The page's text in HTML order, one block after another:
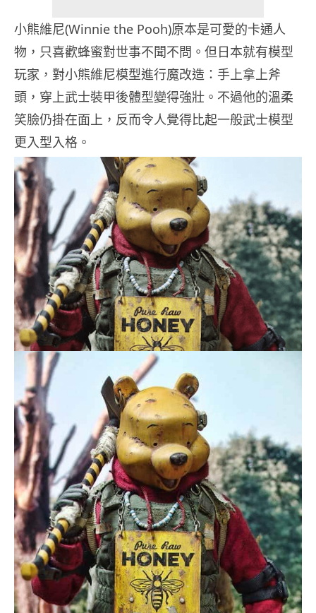
小熊維尼(Winnie the Pooh)原本是可愛的卡通人
物，只喜歡蜂蜜對世事不聞不問。但日本就有模型
玩家，對小熊維尼模型進行魔改造：手上拿上斧
頭，穿上武士裝甲後體型變得強壯。不過他的溫柔
笑臉仍掛在面上，反而令人覺得比起一般武士模型
更入型入格。